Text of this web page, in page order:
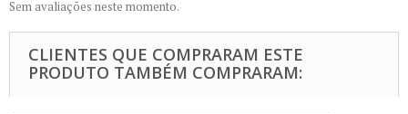
Sem avaliações neste momento.
CLIENTES QUE COMPRARAM ESTE
PRODUTO TAMBÉM COMPRARAM: